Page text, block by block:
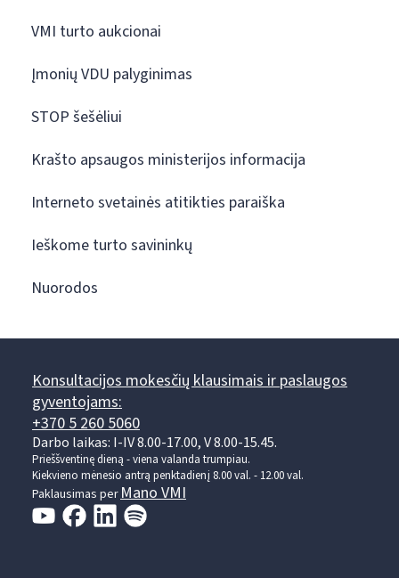
VMI turto aukcionai
Įmonių VDU palyginimas
STOP šešėliui
Krašto apsaugos ministerijos informacija
Interneto svetainės atitikties paraiška
Ieškome turto savininkų
Nuorodos
Konsultacijos mokesčių klausimais ir paslaugos
gyventojams:
+370 5 260 5060
Darbo laikas: I-IV 8.00-17.00, V 8.00-15.45.
Prieššventinę dieną - viena valanda trumpiau.
Kiekvieno mėnesio antrą penktadienį 8.00 val. - 12.00 val.
Paklausimas per Mano VMI